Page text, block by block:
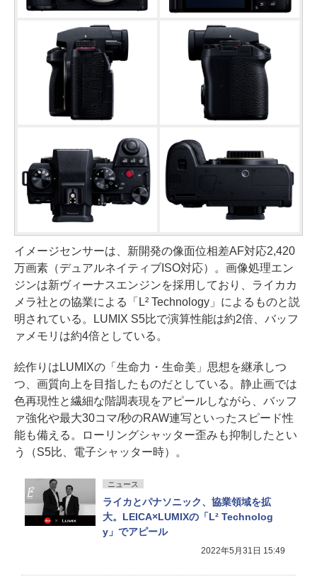
イメージセンサーは、新開発の像面位相差AF対応2,420
万画素（デュアルネイティブISO対応）。画像処理エン
ジンは新ヴィーナスエンジンを採用しており、ライカカ
メラ社との協業による「L² Technology」によるものと説
明されている。LUMIX S5比で演算性能は約2倍、バッフ
ァメモリは約4倍としている。
絵作りはLUMIXの「生命力・生命美」思想を継承しつ
つ、画質向上を目指したものだとしている。静止画では
色再現性と繊細な階調表現をアピールしながら、バッフ
ァ強化や最大30コマ/秒のRAW連写といったスピード性
能も備える。ローリングシャッター歪みも抑制したとい
う（S5比、電子シャッター時）。
ニュース
ライカとパナソニック、協業領域を拡
大。LEICA×LUMIXの「L² Technolog
y」でアピール
2022年5月31日 15:49